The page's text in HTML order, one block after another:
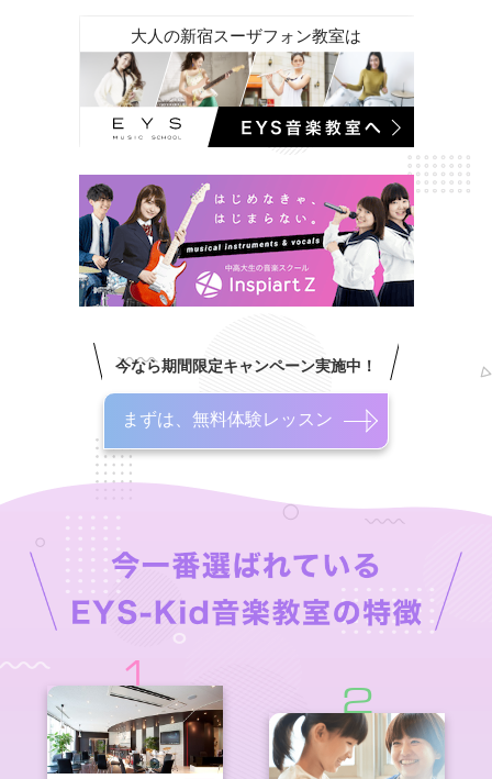
大人の新宿スーザフォン教室は
今なら期間限定キャンペーン実施中！
まずは、無料体験レッスン
1
2